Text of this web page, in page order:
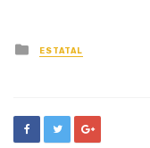
Posted
in
ESTATAL